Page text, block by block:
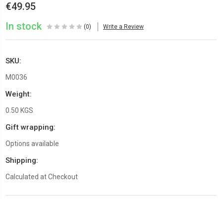
€49.95
In stock
(0) Write a Review
SKU:
M0036
Weight:
0.50 KGS
Gift wrapping:
Options available
Shipping:
Calculated at Checkout